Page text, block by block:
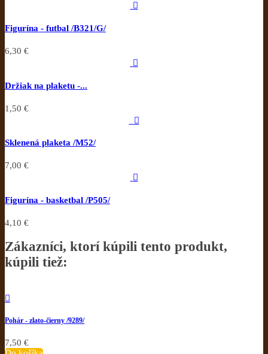

Figurína - futbal /B321/G/
6,30 €

Držiak na plaketu -...
1,50 €

Sklenená plaketa /M52/
7,00 €

Figurína - basketbal /P505/
4,10 €
Zákazníci, ktorí kúpili tento produkt,
kúpili tiež:

Pohár - zlato-čierny /9289/
7,50 €